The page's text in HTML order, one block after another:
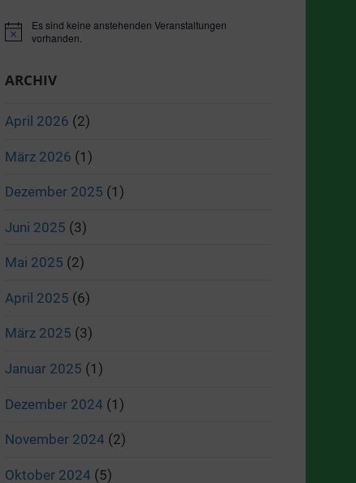
Hinweis
Es sind keine anstehenden Veranstaltungen
vorhanden.
ARCHIV
April 2026 (2)
März 2026 (1)
Dezember 2025 (1)
Juni 2025 (3)
Mai 2025 (2)
April 2025 (6)
März 2025 (3)
Januar 2025 (1)
Dezember 2024 (1)
November 2024 (2)
Oktober 2024 (5)